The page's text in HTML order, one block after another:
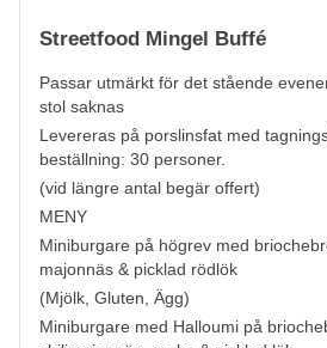
Streetfood Mingel Buffé
Passar utmärkt för det stående
stol saknas
Levereras på porslinsfat med
beställning: 30 personer.
(vid längre antal begär offert)
MENY
Miniburgare på högrev med
majonnäs & picklad rödlök
(Mjölk, Gluten, Ägg)
Miniburgare med Halloumi på